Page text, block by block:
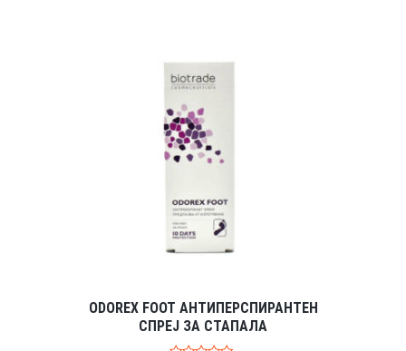
ODOREX FOOT АНТИПЕРСПИРАНТЕН
СПРЕЈ ЗА СТАПАЛА